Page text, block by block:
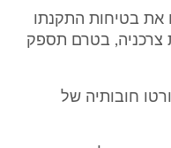
בטיחות התקנתו
צרכניה, בטרם תספק
פורטו חובותיה של